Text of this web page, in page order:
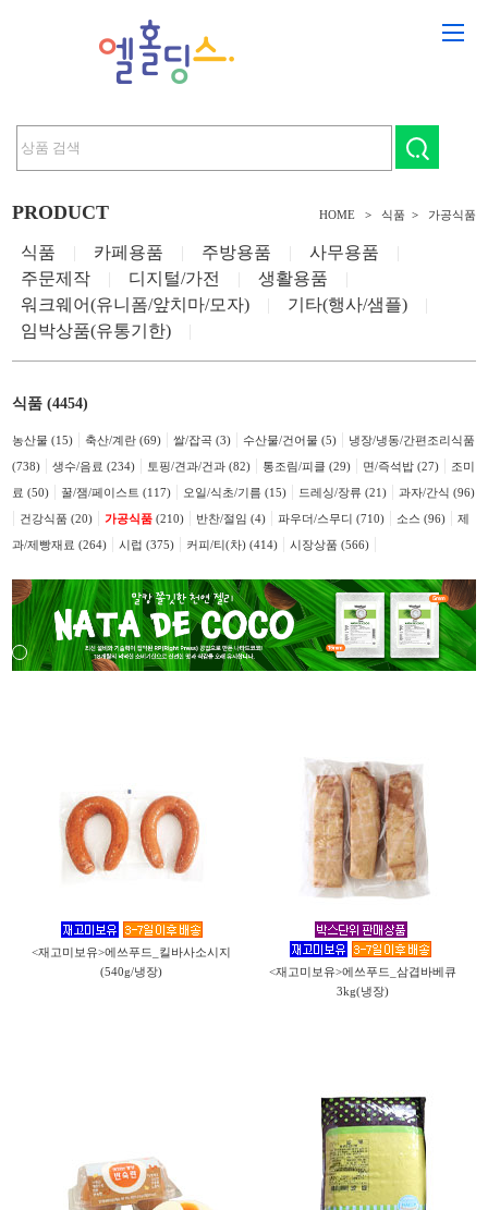
PRODUCT HOME> 식품 > 가공식품
식품 | 카페용품 | 주방용품 | 사무용품
|
주문제작
| 디지털/가전 | 생활용품
|
워크웨어(유니폼/앞치마/모자)
| 기타(행사/샘플)
|
임박상품(유통기한)
|
식품 (4454)
농산물 (15) | 축산/계란 (69) | 쌀/잡곡 (3) | 수산물/건어물 (5) | 냉장/냉동/간편조리식품
(738) | 생수/음료 (234) | 토핑/견과/건과 (82) | 통조림/피클 (29) | 면/즉석밥 (27) | 조미
료 (50) | 꿀/잼/페이스트 (117) | 오일/식초/기름 (15) | 드레싱/장류 (21) | 과자/간식 (96)
| 건강식품 (20) | 가공식품 (210) | 반찬/절임 (4) | 파우더/스무디 (710) | 소스 (96) | 제
과/제빵재료 (264) | 시럽 (375) | 커피/티(차) (414) | 시장상품 (566) |
<재고미보유>에쓰푸드_킬바사소시지
(540g/냉장)
<재고미보유>에쓰푸드_삼겹바베큐
3kg(냉장)